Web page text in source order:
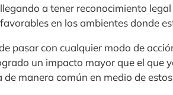
a tener reconocimiento
en los ambientes donde
pasar con cualquier modo de
un impacto mayor que el que
manera común en medio de